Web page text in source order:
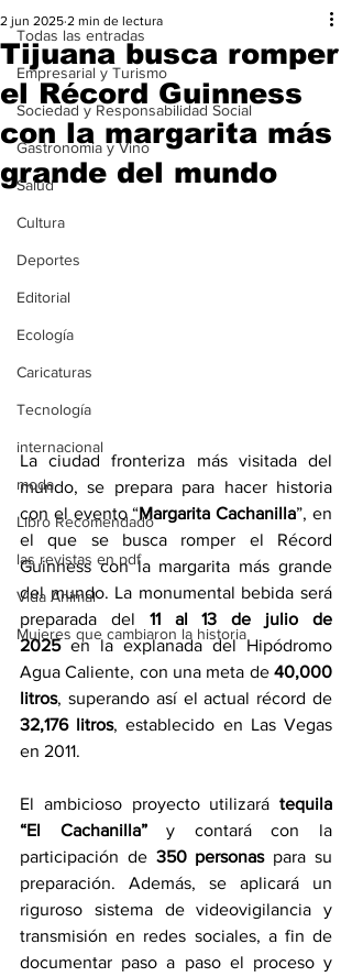
Todas las entradas
Empresarial y Turismo
Sociedad y Responsabilidad Social
Gastronomia y Vino
Salud
Cultura
Deportes
Editorial
Ecología
Caricaturas
Tecnología
internacional
moda
Libro Recomendado
las revistas en pdf
Vida Animal
Mujeres que cambiaron la historia
Tijuana busca romper
el Récord Guinness
con la margarita más
grande del mundo
2 jun 2025 2 min de lectura
La ciudad fronteriza más visitada del
mundo, se prepara para hacer historia
con el evento “Margarita Cachanilla”, en
el que se busca romper el Récord
Guinness con la margarita más grande
del mundo. La monumental bebida será
preparada del 11 al 13 de julio de
2025 en la explanada del Hipódromo
Agua Caliente, con una meta de 40,000
litros
32,176 litros, establecido en Las Vegas
en 2011.
El ambicioso proyecto utilizará tequila
“El Cachanilla” y contará con la
participación de 350 personas para su
preparación. Además, se aplicará un
riguroso sistema de videovigilancia y
transmisión en redes sociales, a fin de
documentar paso a paso el proceso y